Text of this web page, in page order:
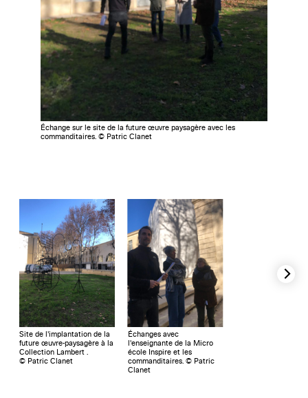
Échange sur le site de la future œuvre paysagère avec les
commanditaires. © Patric Clanet
Site de l'implantation de la
future œuvre-paysagère à la
Collection Lambert .
© Patric Clanet
Échanges avec
l'enseignante de la Micro
école Inspire et les
commanditaires. © Patric
Clanet